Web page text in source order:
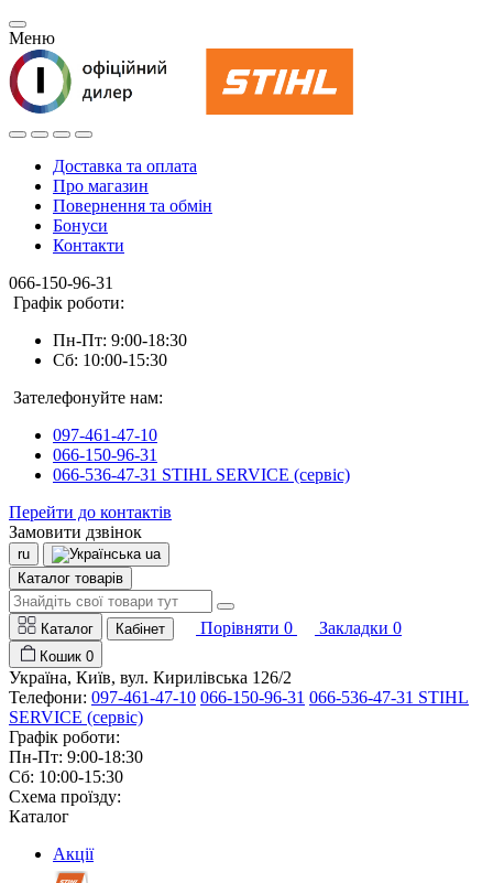
Меню
Доставка та оплата
Про магазин
Повернення та обмін
Бонуси
Контакти
066-150-96-31
Графік роботи:
Пн-Пт: 9:00-18:30
Сб: 10:00-15:30
Зателефонуйте нам:
097-461-47-10
066-150-96-31
066-536-47-31 STIHL SERVICE (сервіс)
Перейти до контактів
Замовити дзвінок
ru
ua
Каталог товарів
Каталог Кабінет Порівняти 0 Закладки 0
Кошик 0
Україна, Київ, вул. Кирилівська 126/2
Телефони: 097-461-47-10 066-150-96-31 066-536-47-31 STIHL
SERVICE (сервіс)
Графік роботи:
Пн-Пт: 9:00-18:30
Сб: 10:00-15:30
Схема проїзду:
Каталог
Акції